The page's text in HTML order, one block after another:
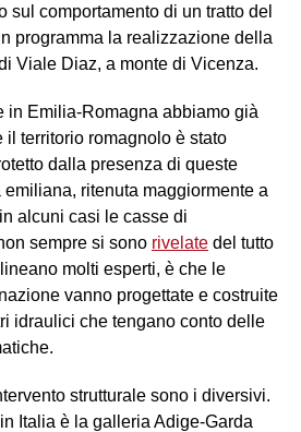
sul comportamento di un tratto del
programma la realizzazione della
Viale Diaz, a monte di Vicenza.
in Emilia-Romagna abbiamo già
il territorio romagnolo è stato
dalla presenza di queste
ritenuta maggiormente a
alcuni casi le casse di
sempre si sono rivelate del tutto
molti esperti, è che le
vanno progettate e costruite
idraulici che tengano conto delle
strutturale sono i diversivi.
Italia è la galleria Adige-Garda